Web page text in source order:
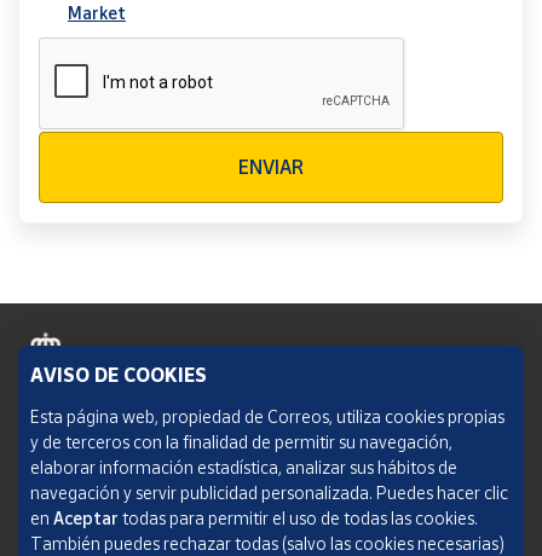
Market
ENVIAR
Política de cookies
Aviso legal
Condiciones del servicio
AVISO DE COOKIES
Esta página web, propiedad de Correos, utiliza cookies propias
y de terceros con la finalidad de permitir su navegación,
elaborar información estadística, analizar sus hábitos de
navegación y servir publicidad personalizada. Puedes hacer clic
en Aceptar todas para permitir el uso de todas las cookies.
También puedes rechazar todas (salvo las cookies necesarias)